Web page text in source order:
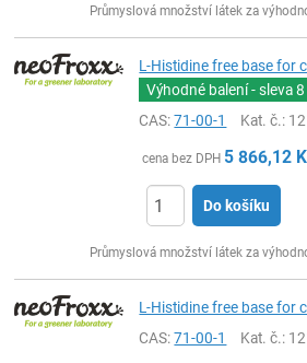
Průmyslová množství látek za
L-Histidine free base for
Výhodné balení - sleva8
CAS:71-00-1 Kat. č.:
cena bez DPH 5 866,12
Do košíku
Průmyslová množství látek za
L-Histidine free base for
CAS:71-00-1 Kat. č.: